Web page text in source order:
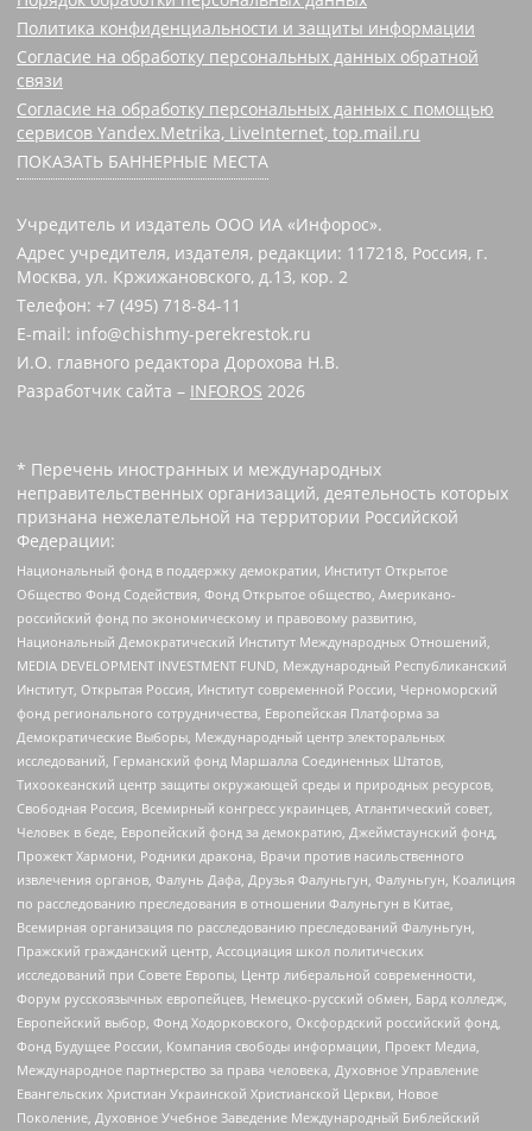
Политика конфиденциальности и защиты информации
Согласие на обработку персональных данных обратной
связи
Согласие на обработку персональных данных с помощью
сервисов Yandex.Metrika, LiveInternet, top.mail.ru
ПОКАЗАТЬ БАННЕРНЫЕ МЕСТА
Учредитель и издатель ООО ИА «Инфорос».
Адрес учредителя, издателя, редакции: 117218, Россия, г.
Москва, ул. Кржижановского, д.13, кор. 2
Телефон: +7 (495) 718-84-11
E-mail: info@chishmy-perekrestok.ru
И.О. главного редактора Дорохова Н.В.
Разработчик сайта – INFOROS 2026
* Перечень иностранных и международных
неправительственных организаций, деятельность которых
признана нежелательной на территории Российской
Федерации:
Национальный фонд в поддержку демократии, Институт Открытое
Общество Фонд Содействия, Фонд Открытое общество, Американо-
российский фонд по экономическому и правовому развитию,
Национальный Демократический Институт Международных Отношений,
MEDIA DEVELOPMENT INVESTMENT FUND, Международный Республиканский
Институт, Открытая Россия, Институт современной России, Черноморский
фонд регионального сотрудничества, Европейская Платформа за
Демократические Выборы, Международный центр электоральных
исследований, Германский фонд Маршалла Соединенных Штатов,
Тихоокеанский центр защиты окружающей среды и природных ресурсов,
Свободная Россия, Всемирный конгресс украинцев, Атлантический совет,
Человек в беде, Европейский фонд за демократию, Джеймстаунский фонд,
Прожект Хармони, Родники дракона, Врачи против насильственного
извлечения органов, Фалунь Дафа, Друзья Фалуньгун, Фалуньгун, Коалиция
по расследованию преследования в отношении Фалуньгун в Китае,
Всемирная организация по расследованию преследований Фалуньгун,
Пражский гражданский центр, Ассоциация школ политических
исследований при Совете Европы, Центр либеральной современности,
Форум русскоязычных европейцев, Немецко-русский обмен, Бард колледж,
Европейский выбор, Фонд Ходорковского, Оксфордский российский фонд,
Фонд Будущее России, Компания свободы информации, Проект Медиа,
Международное партнерство за права человека, Духовное Управление
Евангельских Христиан Украинской Христианской Церкви, Новое
Поколение, Духовное Учебное Заведение Международный Библейский